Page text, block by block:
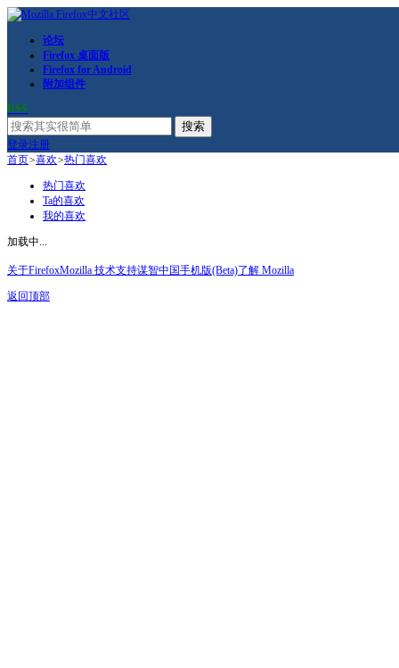
论坛
Firefox 桌面版
Firefox for Android
附加组件
RSS
搜索
登录注册
首页>喜欢>热门喜欢
热门喜欢
Ta的喜欢
我的喜欢
加载中...
关于FirefoxMozilla 技术支持谋智中国手机版(Beta)了解 Mozilla
返回顶部